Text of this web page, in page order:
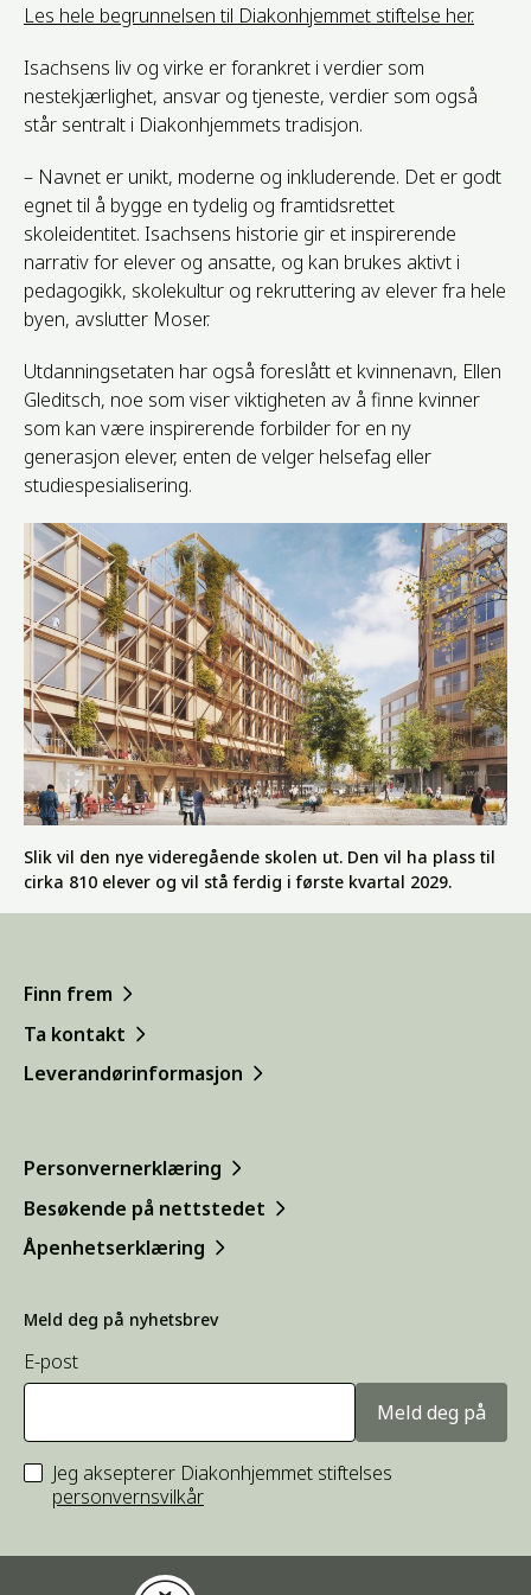
Les hele begrunnelsen til Diakonhjemmet stiftelse her.
Isachsens liv og virke er forankret i verdier som
nestekjærlighet, ansvar og tjeneste, verdier som også
står sentralt i Diakonhjemmets tradisjon.
– Navnet er unikt, moderne og inkluderende. Det er godt
egnet til å bygge en tydelig og framtidsrettet
skoleidentitet. Isachsens historie gir et inspirerende
narrativ for elever og ansatte, og kan brukes aktivt i
pedagogikk, skolekultur og rekruttering av elever fra hele
byen, avslutter Moser.
Utdanningsetaten har også foreslått et kvinnenavn, Ellen
Gleditsch, noe som viser viktigheten av å finne kvinner
som kan være inspirerende forbilder for en ny
generasjon elever, enten de velger helsefag eller
studiespesialisering.
Slik vil den nye videregående skolen ut. Den vil ha plass til
cirka 810 elever og vil stå ferdig i første kvartal 2029.
Finn frem
Ta kontakt
Leverandørinformasjon
Personvernerklæring
Besøkende på nettstedet
Åpenhetserklæring
Meld deg på nyhetsbrev
E-post
Meld deg på
Jeg aksepterer Diakonhjemmet stiftelses
personvernsvilkår